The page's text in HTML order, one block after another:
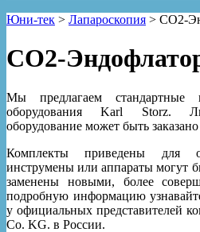
Юни-тек > Лапароскопия > CO2-
CO2-
Мы предлагаем стандартные
оборудования Karl Storz.
оборудование может быть
Комплекты приведены для
инструмены или аппараты могут
заменены новыми, более
подробную информацию
у официальных представителей
Co. KG. в России.